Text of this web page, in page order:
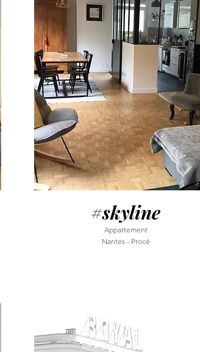
#skyline
Appartement
Nantes - Procé